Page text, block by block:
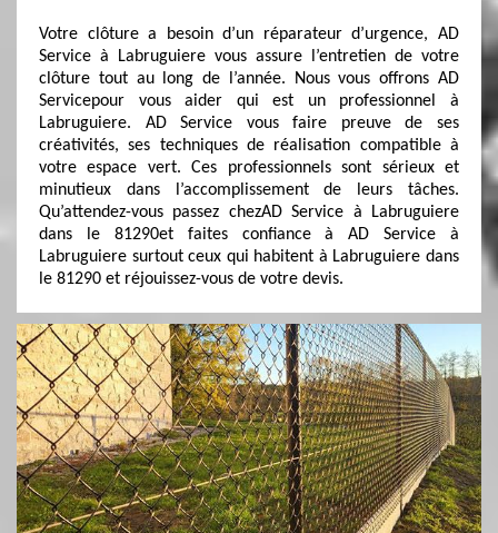
Votre clôture a besoin d’un réparateur d’urgence, AD
Service à Labruguiere vous assure l’entretien de votre
clôture tout au long de l’année. Nous vous offrons AD
Servicepour vous aider qui est un professionnel à
Labruguiere. AD Service vous faire preuve de ses
créativités, ses techniques de réalisation compatible à
votre espace vert. Ces professionnels sont sérieux et
minutieux dans l’accomplissement de leurs tâches.
Qu’attendez-vous passez chezAD Service à Labruguiere
dans le 81290et faites confiance à AD Service à
Labruguiere surtout ceux qui habitent à Labruguiere dans
le 81290 et réjouissez-vous de votre devis.